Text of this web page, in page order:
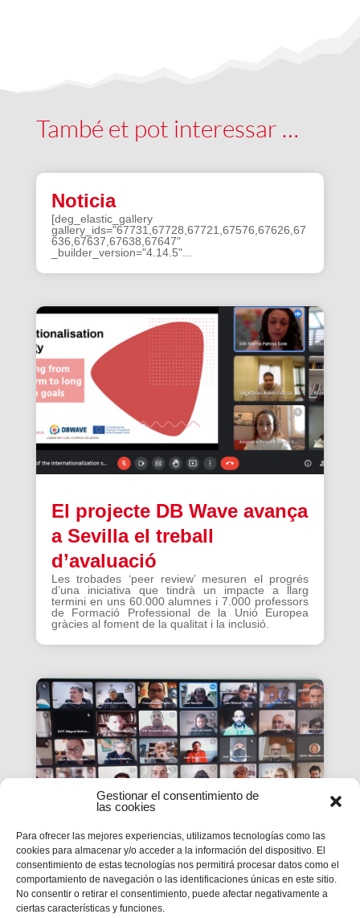
Gestionar el consentimiento de
las cookies
Para ofrecer las mejores experiencias, utilizamos tecnologías como las
cookies para almacenar y/o acceder a la información del dispositivo. El
consentimiento de estas tecnologías nos permitirá procesar datos como el
comportamiento de navegación o las identificaciones únicas en este sitio.
No consentir o retirar el consentimiento, puede afectar negativamente a
ciertas características y funciones.
També et pot interessar …
Noticia
[deg_elastic_gallery
gallery_ids="67731,67728,67721,67576,67626,67
636,67637,67638,67647"
_builder_version="4.14.5"...
El projecte DB Wave avança
a Sevilla el treball
d’avaluació
Les trobades ‘peer review’ mesuren el progrés
d’una iniciativa que tindrà un impacte a llarg
termini en uns 60.000 alumnes i 7.000 professors
de Formació Professional de la Unió Europea
gràcies al foment de la qualitat i la inclusió.
La #PasquaSalesiana 2022
inicia el seu camí de